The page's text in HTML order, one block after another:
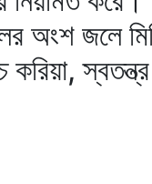
অংশ জলে